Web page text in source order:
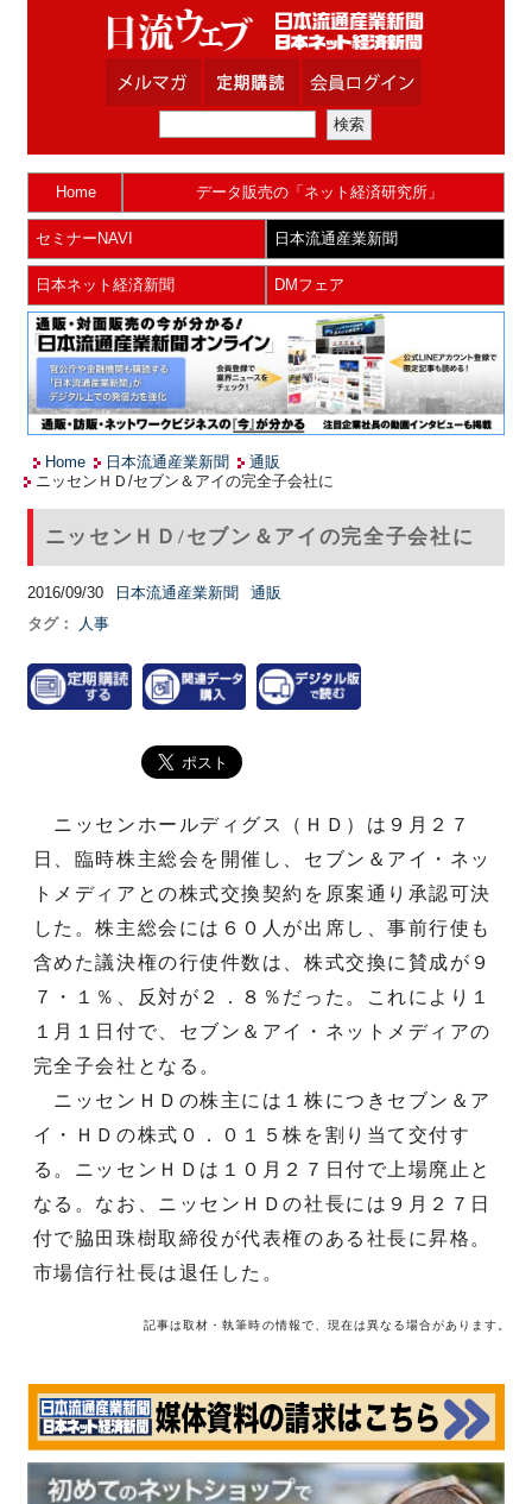
Home データ販売の「ネット経済研究所」
セミナーNAVI 日本流通産業新聞
日本ネット経済新聞 DMフェア
Home 日本流通産業新聞
通販
ニッセンＨＤ/セブン＆アイの完全子会社に
ニッセンＨＤ/セブン＆アイの完全子会社に
2016/09/30 日本流通産業新聞
通販
タグ：
人事
ニッセンホールディグス（ＨＤ）は９月２７
日、臨時株主総会を開催し、セブン＆アイ・ネッ
トメディアとの株式交換契約を原案通り承認可決
した。株主総会には６０人が出席し、事前行使も
含めた議決権の行使件数は、株式交換に賛成が９
７・１％、反対が２．８％だった。これにより１
１月１日付で、セブン＆アイ・ネットメディアの
完全子会社となる。
ニッセンＨＤの株主には１株につきセブン＆ア
イ・ＨＤの株式０．０１５株を割り当て交付す
る。ニッセンＨＤは１０月２７日付で上場廃止と
なる。なお、ニッセンＨＤの社長には９月２７日
付で脇田珠樹取締役が代表権のある社長に昇格。
市場信行社長は退任した。
記事は取材・執筆時の情報で、現在は異なる場合があります。